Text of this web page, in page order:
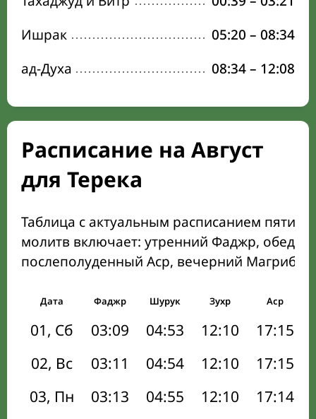
Ишрак
05:20 – 08:34
ад-Духа
08:34– 12:08
Расписание на Август
для Терека
Таблица с актуальным расписанием пяти
молитв включает: утренний Фаджр,
послеполуденный Аср, вечерний Магриб
Дата Фаджр Шурук Зухр Аср
01, Сб 03:09 04:53 12:10 17:15
02, Вс
03:11 04:54 12:10 17:15
03, Пн
03:13 04:55 12:10 17:14